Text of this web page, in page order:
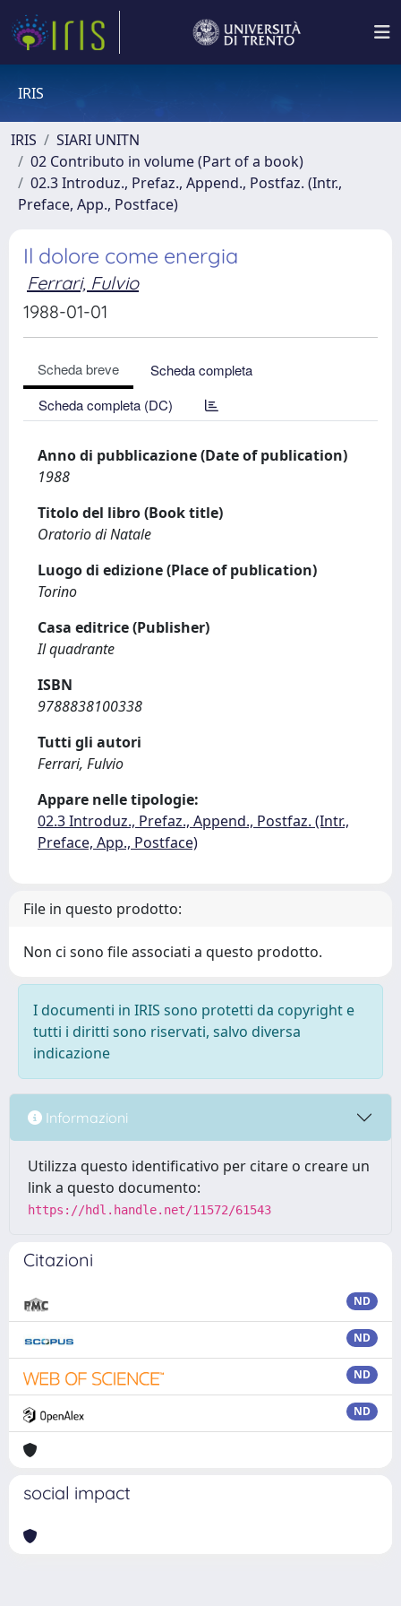
IRIS
IRIS
SIARI UNITN
02 Contributo in volume (Part of a book)
02.3 Introduz., Prefaz., Append., Postfaz. (Intr.,
Preface, App., Postface)
Il dolore come energia
Ferrari, Fulvio
1988-01-01
Scheda breve
Scheda completa
Scheda completa (DC)
Anno di pubblicazione (Date of publication)
1988
Titolo del libro (Book title)
Oratorio di Natale
Luogo di edizione (Place of publication)
Torino
Casa editrice (Publisher)
Il quadrante
ISBN
9788838100338
Tutti gli autori
Ferrari, Fulvio
Appare nelle tipologie:
02.3 Introduz., Prefaz., Append., Postfaz. (Intr.,
Preface, App., Postface)
File in questo prodotto:
Non ci sono file associati a questo prodotto.
I documenti in IRIS sono protetti da copyright e
tutti i diritti sono riservati, salvo diversa
indicazione
Informazioni
Utilizza questo identificativo per citare o creare un
link a questo documento:
https://hdl.handle.net/11572/61543
Citazioni
ND
ND
ND
ND
social impact